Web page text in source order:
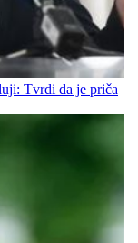
Tvrdi da je priča